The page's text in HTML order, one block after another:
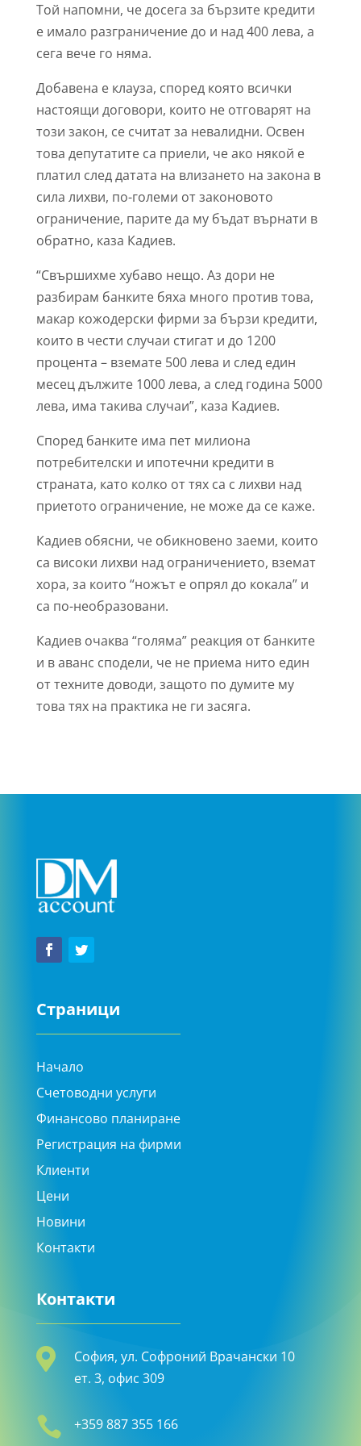
Той напомни, че досега за бързите кредити
е имало разграничение до и над 400 лева, а
сега вече го няма.
Добавена е клауза, според която всички
настоящи договори, които не отговарят на
този закон, се считат за невалидни. Освен
това депутатите са приели, че ако някой е
платил след датата на влизането на закона в
сила лихви, по-големи от законовото
ограничение, парите да му бъдат върнати в
обратно, каза Кадиев.
“Свършихме хубаво нещо. Аз дори не
разбирам банките бяха много против това,
макар кожодерски фирми за бързи кредити,
които в чести случаи стигат и до 1200
процента – вземате 500 лева и след един
месец дължите 1000 лева, а след година 5000
лева, има такива случаи”, каза Кадиев.
Според банките има пет милиона
потребителски и ипотечни кредити в
страната, като колко от тях са с лихви над
приетото ограничение, не може да се каже.
Кадиев обясни, че обикновено заеми, които
са високи лихви над ограничението, вземат
хора, за които “ножът е опрял до кокала” и
са по-необразовани.
Кадиев очаква “голяма” реакция от банките
и в аванс сподели, че не приема нито един
от техните доводи, защото по думите му
това тях на практика не ги засяга.
Страници
Начало
Счетоводни услуги
Финансово планиране
Регистрация на фирми
Клиенти
Цени
Новини
Контакти
Контакти

София, ул. Софроний Врачански 10
ет. 3, офис 309
 +359 887 355 166